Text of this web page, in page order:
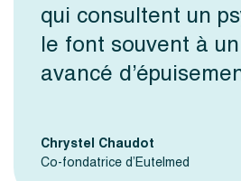
qui consultent un
le font souvent à
avancé
Chrystel Chaudot
Co-fondatrice d’Eutelmed